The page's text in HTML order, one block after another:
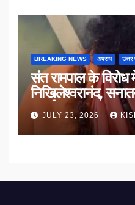
BREAKING NEWS अपराध उत्तर
संत रामपाल के
निखिलेश्वरानंद,
उठाई मांग
JULY 23, 2026